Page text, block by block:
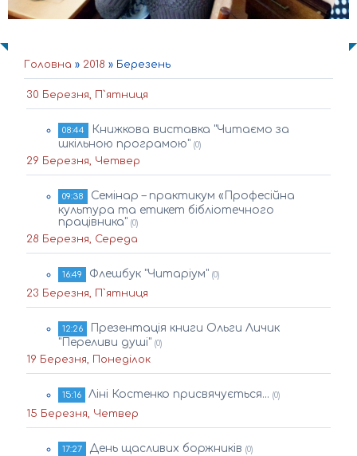
Головна » 2018 » Березень
30 Березня, П`ятниця
08:44
Книжкова виставка "Читаємо за
шкільною програмою" (0)
29 Березня, Четвер
09:38
Семінар – практикум «Професійна
культура та етикет бібліотечного
працівника" (0)
28 Березня, Середа
16:49 Флешбук "Читаріум" (0)
23 Березня, П`ятниця
12:26
Презентація книги Ольги Личик
"Переливи душі" (0)
19 Березня, Понеділок
15:16 Ліні Костенко присвячується... (0)
15 Березня, Четвер
17:27 День щасливих боржників (0)